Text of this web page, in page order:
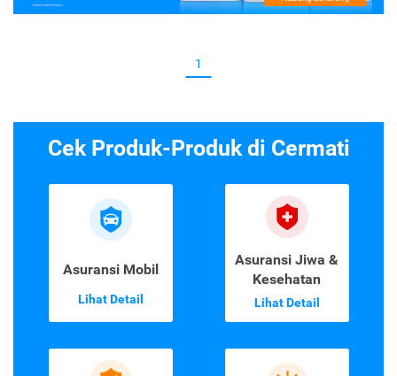
1
Cek Produk-Produk di Cermati
Asuransi Mobil
Lihat Detail
Asuransi Jiwa &
Kesehatan
Lihat Detail